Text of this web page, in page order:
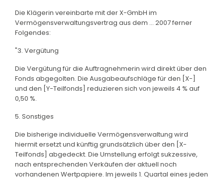
Die Klägerin vereinbarte mit der X-GmbH im
Vermögensverwaltungsvertrag aus dem ... 2007 ferner
Folgendes:
"3. Vergütung
Die Vergütung für die Auftragnehmerin wird direkt über den
Fonds abgegolten. Die Ausgabeaufschläge für den [X-]
und den [Y-Teilfonds] reduzieren sich von jeweils 4 % auf
0,50 %.
5. Sonstiges
Die bisherige individuelle Vermögensverwaltung wird
hiermit ersetzt und künftig grundsätzlich über den [X-
Teilfonds] abgedeckt. Die Umstellung erfolgt sukzessive,
nach entsprechenden Verkäufen der aktuell noch
vorhandenen Wertpapiere. Im jeweils 1. Quartal eines jeden